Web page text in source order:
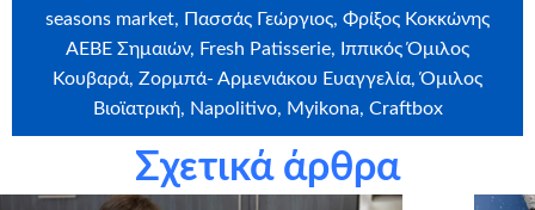
seasons market, Πασσάς Γεώργιος, Φρίξος Κοκκώνης
ΑΕΒΕ Σημαιών, Fresh Patisserie, Ιππικός Όμιλος
Κουβαρά, Ζορμπά- Αρμενιάκου Ευαγγελία, Όμιλος
Βιοϊατρική, Napolitivo, Myikona, Craftbox
Ευχαριστούμε θερμά την εταιρείαCraftbox.gr
για την
Σχετικά άρθρα